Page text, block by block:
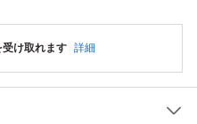
け取れます 詳細